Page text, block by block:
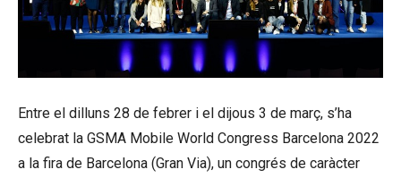
Entre el dilluns 28 de febrer i el dijous 3 de març, s’ha
celebrat la GSMA Mobile World Congress Barcelona 2022
a la fira de Barcelona (Gran Via), un congrés de caràcter